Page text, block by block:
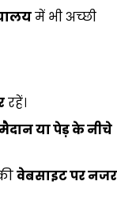
में भी अच्छी
रहें।
या पेड़ के नीचे
वेबसाइट पर नजर